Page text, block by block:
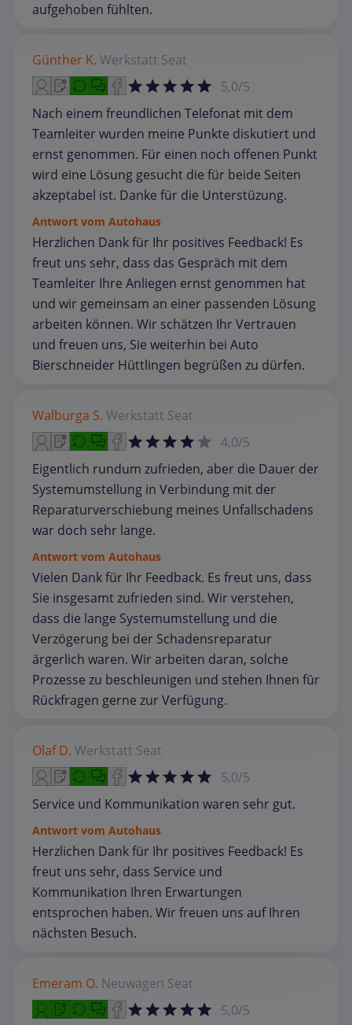
aufgehoben fühlten.
Günther K. Werkstatt Seat
5,0/5
Nach einem freundlichen Telefonat mit dem
Teamleiter wurden meine Punkte diskutiert und
ernst genommen. Für einen noch offenen Punkt
wird eine Lösung gesucht die für beide Seiten
akzeptabel ist. Danke für die Unterstüzung.
Antwort vom Autohaus
Herzlichen Dank für Ihr positives Feedback! Es
freut uns sehr, dass das Gespräch mit dem
Teamleiter Ihre Anliegen ernst genommen hat
und wir gemeinsam an einer passenden Lösung
arbeiten können. Wir schätzen Ihr Vertrauen
und freuen uns, Sie weiterhin bei Auto
Bierschneider Hüttlingen begrüßen zu dürfen.
Walburga S. Werkstatt Seat
4,0/5
Eigentlich rundum zufrieden, aber die Dauer der
Systemumstellung in Verbindung mit der
Reparaturverschiebung meines Unfallschadens
war doch sehr lange.
Antwort vom Autohaus
Vielen Dank für Ihr Feedback. Es freut uns, dass
Sie insgesamt zufrieden sind. Wir verstehen,
dass die lange Systemumstellung und die
Verzögerung bei der Schadensreparatur
ärgerlich waren. Wir arbeiten daran, solche
Prozesse zu beschleunigen und stehen Ihnen für
Rückfragen gerne zur Verfügung.
Olaf D. Werkstatt Seat
5,0/5
Service und Kommunikation waren sehr gut.
Antwort vom Autohaus
Herzlichen Dank für Ihr positives Feedback! Es
freut uns sehr, dass Service und
Kommunikation Ihren Erwartungen
entsprochen haben. Wir freuen uns auf Ihren
nächsten Besuch.
Emeram O. Neuwagen Seat
5,0/5